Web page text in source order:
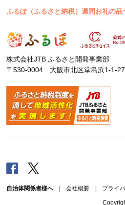
ふるぽ（ふるさと納税）週間お礼の品
株式会社JTB ふるさと開発事業部
〒530-0004 大阪市北区堂島浜1-1-
Facebook
自治体関係者様へ| 会社概要 プライ